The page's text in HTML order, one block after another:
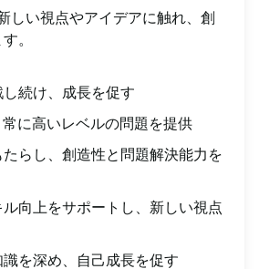
しい視点やアイデアに触れ、創
。
続け、成長を促す
に高いレベルの問題を提供
らし、創造性と問題解決能力を
向上をサポートし、新しい視点
を深め、自己成長を促す